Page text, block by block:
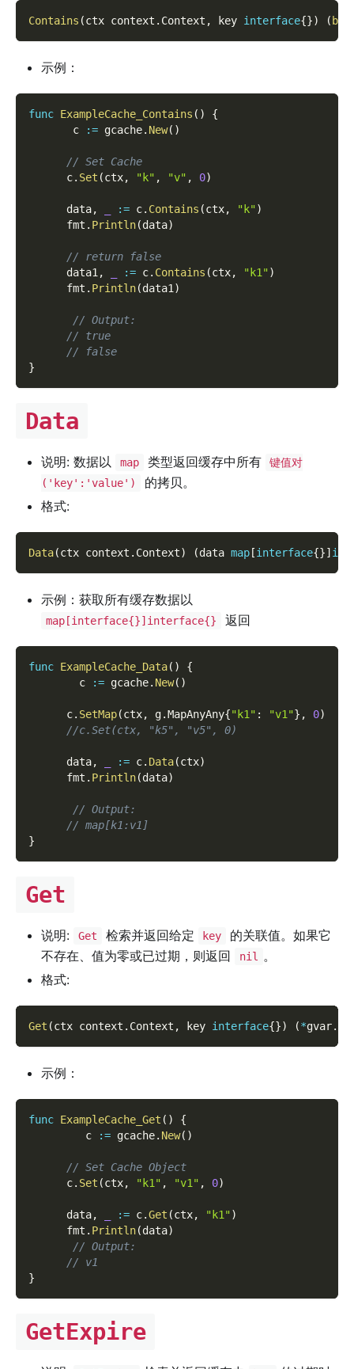
Contains (ctx context . Context , key interface{}) (
示例：
func ExampleCache_Contains ( )
{
       c
:= gcache. New( )
// Set Cache
      c
. Set (ctx, "k" , "v" , 0)
      data
, := c. Contains (ctx, "k")
      fmt
. Println(data)
// return false
      data1
, := c. Contains (ctx, "k1")
      fmt
. Println(data1 )
// Output:
// true
// false
}
Data
说明: 数据以 map 类型返回缓存中所有
键值对
('key':'value')
的拷贝。
格式:
Data(ctx context . Context) (data map [interface{}]
示例：获取所有缓存数据以
map[interface{}]interface{} 返回
func ExampleCache_Data( )
{
        c
:= gcache. New( )
      c
. SetMap(ctx, g.MapAnyAny{"k1" : "v1"} , 0)
//c.Set(ctx, "k5", "v5", 0)
      data
, := c. Data(ctx)
      fmt
. Println(data)
// Output:
// map[k1:v1]
}
Get
说明: Get 检索并返回给定 key
的关联值。如果它
不存在、值为零或已过期，则返回
nil 。
格式:
Get (ctx context . Context , key interface{}) (*gvar.
示例：
func ExampleCache_Get ( )
{
         c
:= gcache. New( )
// Set Cache Object
      c
. Set (ctx, "k1" , "v1" , 0)
      data
, := c.Get (ctx, "k1")
      fmt
. Println(data)
// Output:
// v1
}
GetExpire